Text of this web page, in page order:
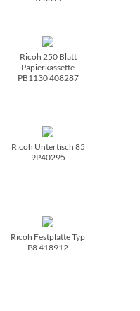
Ricoh 250 Blatt
Papierkassette
PB1130 408287
Ricoh Untertisch 85
9P40295
Ricoh Festplatte Typ
P8 418912